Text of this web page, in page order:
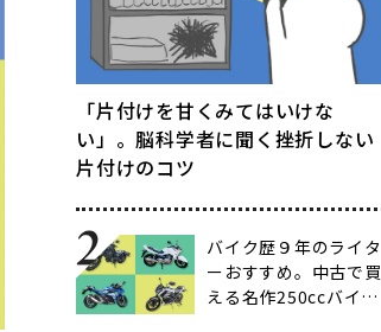
「片付けを甘くみてはいけな
い」。脳科学者に聞く挫折しない
片付けのコツ
バイク歴９年のライタ
ーおすすめ。中古で買
える名作250ccバイク